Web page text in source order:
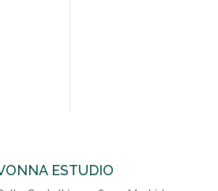
ESTUDIO